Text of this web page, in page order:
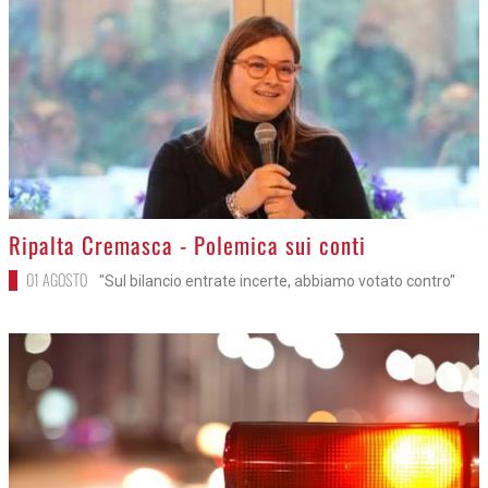
>
Ripalta Cremasca - Polemica sui conti
01 AGOSTO "Sul bilancio entrate incerte, abbiamo votato contro"